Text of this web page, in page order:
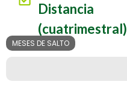
Distancia
(cuatrimestral)
MESES DE SALTO